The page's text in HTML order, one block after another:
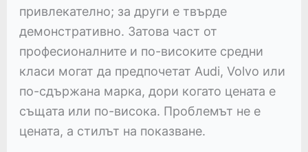
привлекателно; за други е твърде
демонстративно. Затова част от
професионалните и по-високите средни
класи могат да предпочетат Audi, Volvo или
по-сдържана марка, дори когато цената е
същата или по-висока. Проблемът не е
цената, а стилът на показване.